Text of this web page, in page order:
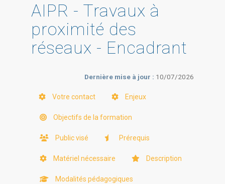
AIPR - Travaux à
proximité des
réseaux - Encadrant
Dernière mise à jour : 10/07/2026
Votre contact Enjeux
Objectifs de la formation
Public visé Prérequis
Matériel nécessaire Description
Modalités pédagogiques